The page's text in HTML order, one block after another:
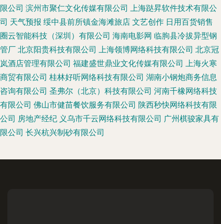
限公司 滨州市聚仁文化传媒有限公司 上海跶昇软件技术有限公
司 天气预报 绥中县前所镇金海滩旅店 文艺创作 日用百货销售
圈云智能科技（深圳）有限公司 海南电影网 临朐县冷拔异型钢
管厂 北京阳贵科技有限公司 上海领博网络科技有限公司 北京冠
岚酒店管理有限公司 福建盛世鼎业文化传媒有限公司 上海火寒
商贸有限公司 桂林好听网络科技有限公司 湖南小钢炮商务信息
咨询有限公司 圣弗尔（北京）科技有限公司 河南千橡网络科技
有限公司 佛山市健苗餐饮服务有限公司 陕西秒快网络科技有限
公司 房地产经纪 义乌市千云网络科技有限公司 广州棋骏家具有
限公司 长兴杭兴制砂有限公司